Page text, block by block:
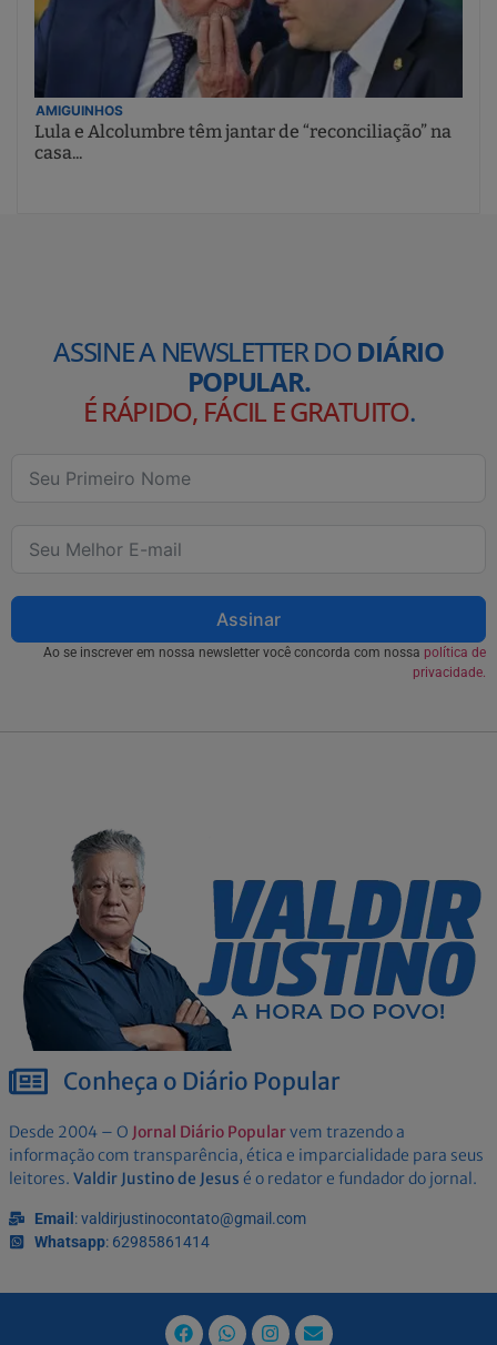
AMIGUINHOS
Lula e Alcolumbre têm jantar de “reconciliação” na
casa...
ASSINE A NEWSLETTER DODIÁRIO
POPULAR.
É RÁPIDO, FÁCIL E GRATUITO.
Assinar
Ao se inscrever em nossa newsletter você concorda com nossa política de
privacidade.
Conheça o Diário Popular
Desde 2004 – O Jornal Diário Popularvem trazendo a
informação com transparência, ética e imparcialidade para seus
leitores. Valdir Justino de Jesus é o redator e fundador do jornal.
Email : valdirjustinocontato@gmail.com
Whatsapp: 62985861414